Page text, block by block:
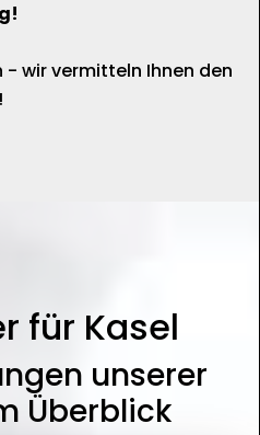
- wir vermitteln Ihnen den
für Kasel
unserer
Überblick